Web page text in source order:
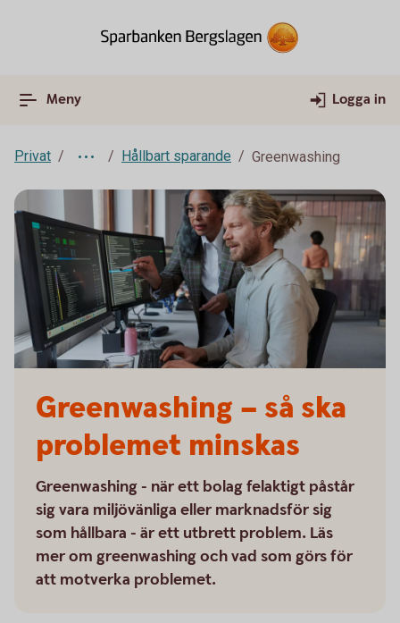
Meny Logga in
Privat Hållbart sparande Greenwashing
Greenwashing – så ska
problemet minskas
Greenwashing - när ett bolag felaktigt påstår
sig vara miljövänliga eller marknadsför sig
som hållbara - är ett utbrett problem. Läs
mer om greenwashing och vad som görs för
att motverka problemet.